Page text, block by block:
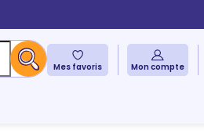
Mes favoris Mon compte